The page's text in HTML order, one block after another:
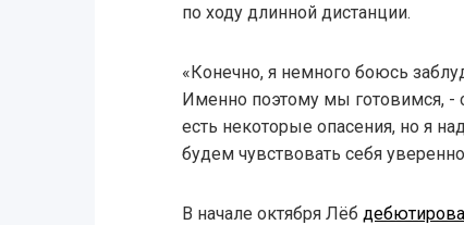
по ходу длинной дистанции.
«Конечно, я немного боюсь
Именно поэтому мы готовимся, -
есть некоторые опасения, но я
будем чувствовать себя
В начале октября Лёб